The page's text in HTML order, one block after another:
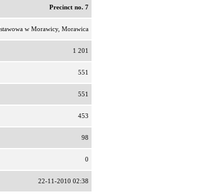
Precinct no. 7
w Morawicy, Morawica
1 201
551
551
453
98
0
22-11-2010 02:38